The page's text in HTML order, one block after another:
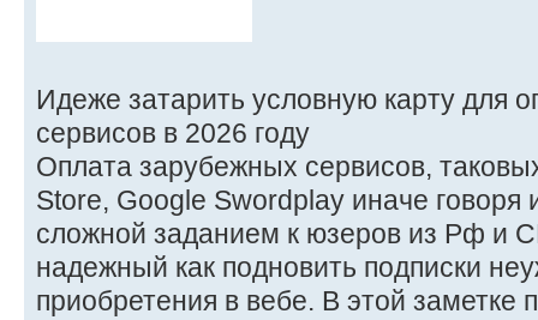
Идеже затарить условную карту для
сервисов в 2026 году
Оплата зарубежных сервисов,
Store, Google Swordplay иначе говоря
сложной заданием к юзеров из Рф и
надежный как подновить подписки
приобретения в вебе. В этой заметке